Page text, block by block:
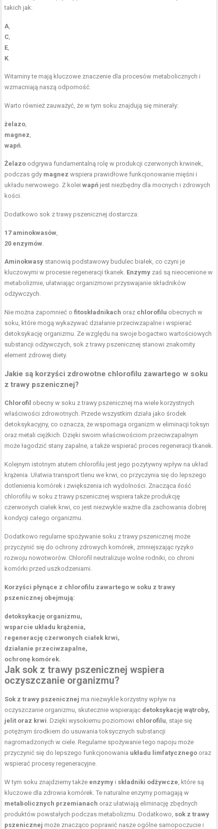
takich jak:
A
C
E
K
Witaminy te mają kluczowe znaczenie dla procesów metabolicznych i
wzmacniają naszą odporność.
Warto również zauważyć, że w tym soku znajdują się minerały:
żelazo
magnez
wapń
Żelazo odgrywa fundamentalną rolę w produkcji czerwonych krwinek,
podczas gdy magnez wspiera prawidłowe funkcjonowanie mięśni i
układu nerwowego. Z koleiwapń jest niezbędny dla mocnych i zdrowych
kości.
Dodatkowo sok z trawy pszenicznej dostarcza:
17 aminokwasów
20 enzymów
Aminokwasy stanowią podstawowy budulec białek, co czyni je
kluczowymi w procesie regeneracji tkanek. Enzymy zaś są nieocenione w
metabolizmie, ułatwiając organizmowi przyswajanie składników
odżywczych.
Nie można zapomnieć ofitoskładnikach oraz chlorofilu obecnych w
soku, które mogą wykazywać działanie przeciwzapalne i wspierać
detoksykację organizmu. Ze względu na swoje bogactwo wartościowych
substancji odżywczych, sok z trawy pszenicznej stanowi znakomity
element zdrowej diety.
Jakie są korzyści zdrowotne chlorofilu zawartego w soku
z trawy pszenicznej?
Chlorofil obecny w soku z trawy pszenicznej ma wiele korzystnych
właściwości zdrowotnych. Przede wszystkim działa jako środek
detoksykacyjny, co oznacza, że wspomaga organizm w eliminacji toksyn
oraz metali ciężkich. Dzięki swoim właściwościom przeciwzapalnym
może łagodzić stany zapalne, a także wspierać proces regeneracji tkanek.
Kolejnym istotnym atutem chlorofilu jest jego pozytywny wpływ na układ
krążenia. Ułatwia transport tlenu we krwi, co przyczynia się do lepszego
dotlenienia komórek i zwiększenia ich wydolności. Znacząca ilość
chlorofilu w soku z trawy pszenicznej wspiera także produkcję
czerwonych ciałek krwi, co jest niezwykle ważne dla zachowania dobrej
kondycji całego organizmu.
Dodatkowo regularne spożywanie soku z trawy pszenicznej może
przyczynić się do ochrony zdrowych komórek, zmniejszając ryzyko
rozwoju nowotworów. Chlorofil neutralizuje wolne rodniki, co chroni
komórki przed uszkodzeniami.
Korzyści płynące z chlorofilu zawartego w soku z trawy
pszenicznej obejmują:
detoksykację organizmu,
wsparcie układu krążenia,
regenerację czerwonych ciałek krwi,
działanie przeciwzapalne,
ochronę komórek.
Jak sok z trawy pszenicznej wspiera
oczyszczanie organizmu?
Sok z trawy pszenicznej ma niezwykle korzystny wpływ na
oczyszczanie organizmu, skutecznie wspierając detoksykację wątroby,
jelit oraz krwi . Dzięki wysokiemu poziomowi chlorofilu , staje się
potężnym środkiem do usuwania toksycznych substancji
nagromadzonych w ciele. Regularne spożywanie tego napoju może
przyczynić się do lepszego funkcjonowania układu limfatycznego oraz
wspierać procesy regeneracyjne.
W tym soku znajdziemy także enzymy i składniki odżywcze , które są
kluczowe dla zdrowia komórek. Te naturalne enzymy pomagają w
metabolicznych przemianach oraz ułatwiają eliminację zbędnych
produktów powstałych podczas metabolizmu. Dodatkowo, sok z trawy
pszenicznej może znacząco poprawić nasze ogólne samopoczucie i